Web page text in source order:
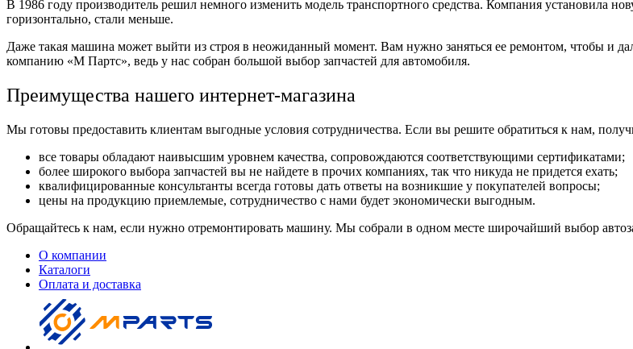
В 1986 году производитель решил немного изменить модель транспортного средства. Компания установила
горизонтально, стали меньше.
Даже такая машина может выйти из строя в неожиданный момент. Вам нужно заняться ее ремонтом, чтобы и
компанию «М Партс», ведь у нас собран большой выбор запчастей для автомобиля.
Преимущества нашего интернет-магазина
Мы готовы предоставить клиентам выгодные условия сотрудничества. Если вы решите обратиться к нам,
все товары обладают наивысшим уровнем качества, сопровождаются соответствующими сертификатами;
более широкого выбора запчастей вы не найдете в прочих компаниях, так что никуда не придется ехать;
квалифицированные консультанты всегда готовы дать ответы на возникшие у покупателей вопросы;
цены на продукцию приемлемые, сотрудничество с нами будет экономически выгодным.
Обращайтесь к нам, если нужно отремонтировать машину. Мы собрали в одном месте широчайший выбор
О компании
Каталоги
Оплата и доставка